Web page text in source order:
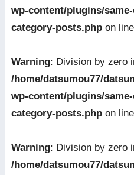
wp-content/plugins/
category-posts.phpon line
Warning: Division by zero
/home/datsumou77/
wp-content/plugins/
category-posts.phpon line
Warning: Division by zero
/home/datsumou77/